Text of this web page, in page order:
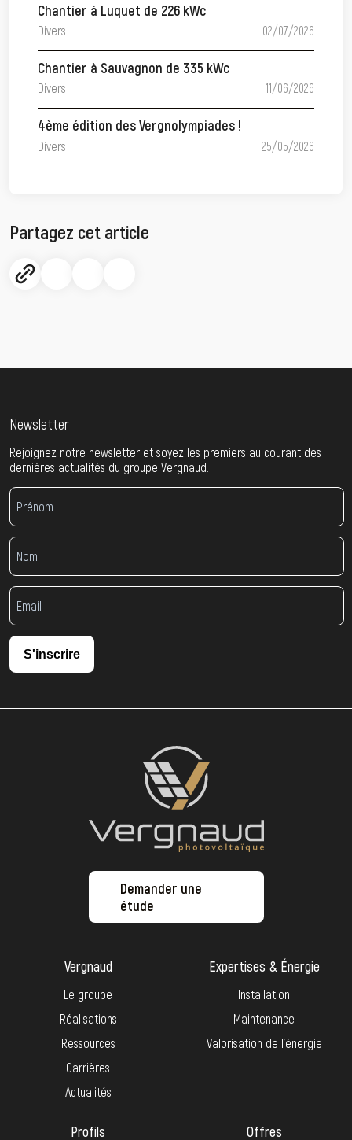
Chantier à Luquet de 226 kWc
Divers 02/07/2026
Chantier à Sauvagnon de 335 kWc
Divers 11/06/2026
4ème édition des Vergnolympiades !
Divers 25/05/2026
Partagez cet article
Newsletter
Rejoignez notre newsletter et soyez les premiers au courant des
dernières actualités du groupe Vergnaud.
S'inscrire
Demander une
étude
Vergnaud
Le groupe
Réalisations
Ressources
Carrières
Actualités
Expertises & Énergie
Installation
Maintenance
Valorisation de l’énergie
Profils Offres